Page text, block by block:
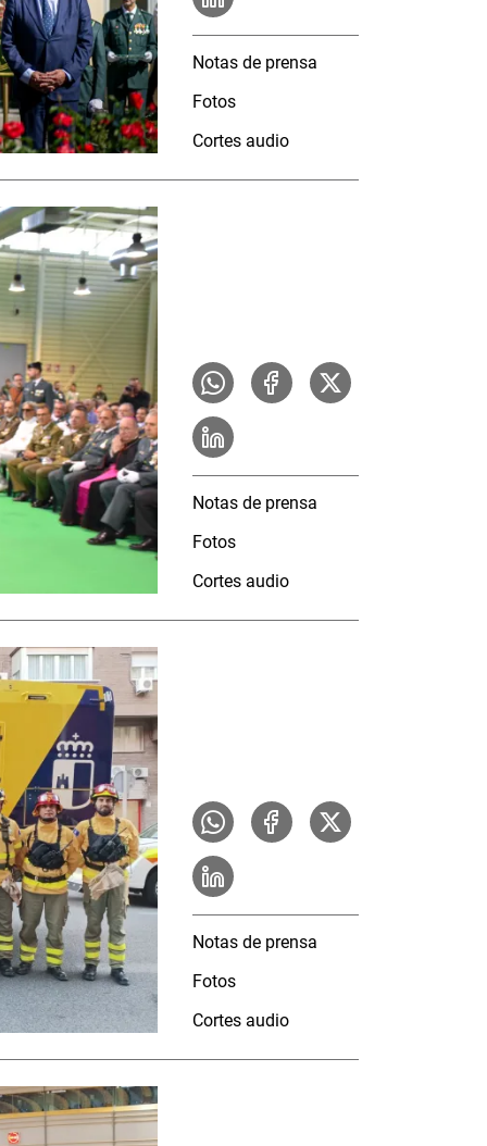
Notas de prensa
Fotos
Cortes audio
Notas de prensa
Fotos
Cortes audio
Notas de prensa
Fotos
Cortes audio